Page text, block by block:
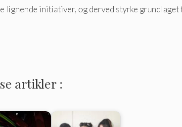
lignende initiativer, og derved styrke
artikler :